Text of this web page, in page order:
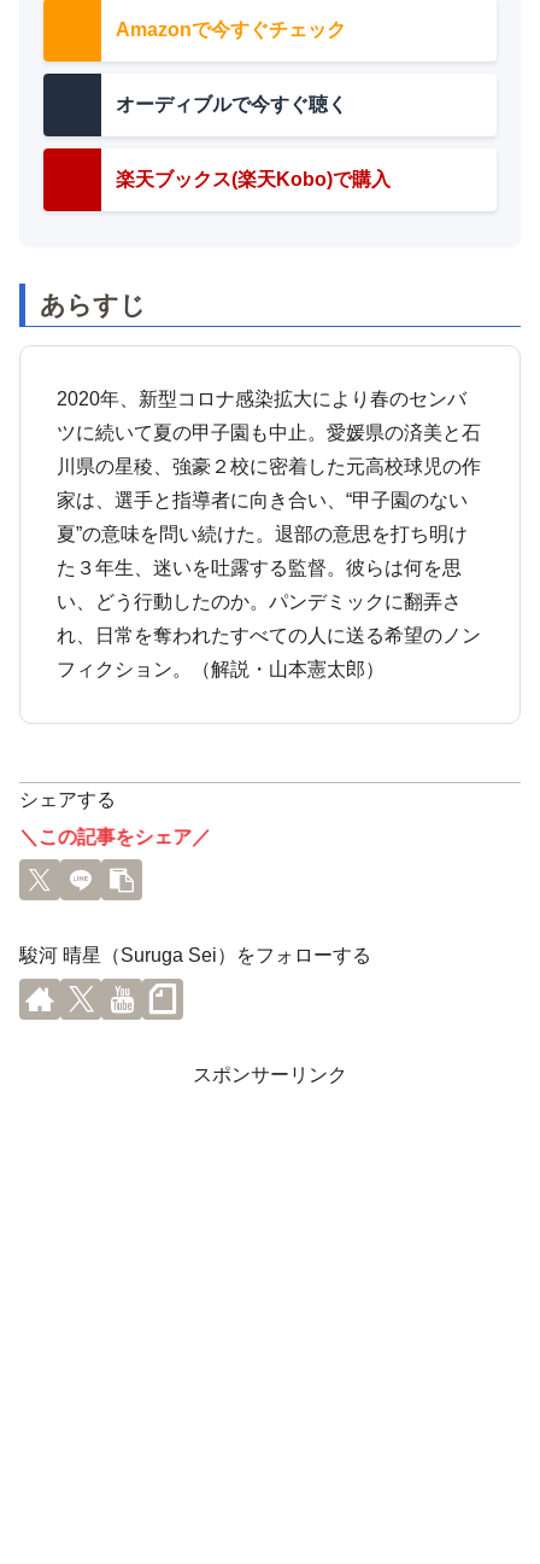
Amazonで今すぐチェック
オーディブルで今すぐ聴く
楽天ブックス(楽天Kobo)で購入
あらすじ
2020年、新型コロナ感染拡大により春のセンバ
ツに続いて夏の甲子園も中止。愛媛県の済美と石
川県の星稜、強豪２校に密着した元高校球児の作
家は、選手と指導者に向き合い、“甲子園のない
夏”の意味を問い続けた。退部の意思を打ち明け
た３年生、迷いを吐露する監督。彼らは何を思
い、どう行動したのか。パンデミックに翻弄さ
れ、日常を奪われたすべての人に送る希望のノン
フィクション。（解説・山本憲太郎）
シェアする
＼この記事をシェア／
駿河 晴星（Suruga Sei）をフォローする
スポンサーリンク